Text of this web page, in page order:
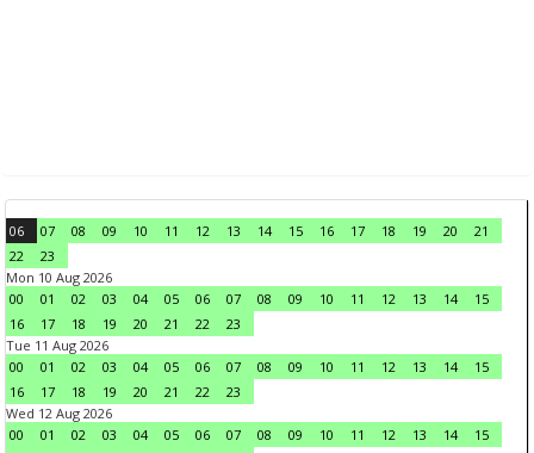
06 07 08 09 10 11 12 13 14 15 16 17 18 19 20
21
22
23
Mon 10 Aug 2026
00
01 02 03 04 05 06 07 08 09 10 11 12 13 14
15
16
17 18 19 20 21 22
23
Tue 11 Aug 2026
00
01 02 03 04 05 06 07 08 09 10 11 12 13 14
15
16
17 18 19 20 21 22
23
Wed 12 Aug 2026
00
01 02 03 04 05 06 07 08 09 10 11 12 13 14
15